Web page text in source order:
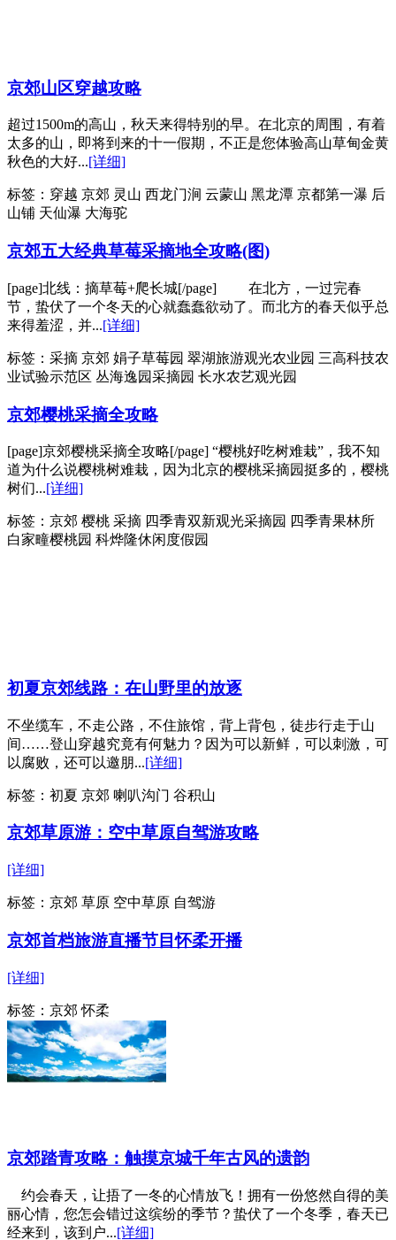
京郊山区穿越攻略
超过1500m的高山，秋天来得特别的早。在北京的周围，有着
太多的山，即将到来的十一假期，不正是您体验高山草甸金黄
秋色的大好...[详细]
标签： 穿越 京郊 灵山 西龙门涧 云蒙山 黑龙潭 京都第一瀑 后
山铺 天仙瀑 大海驼
京郊五大经典草莓采摘地全攻略(图)
[page]北线：摘草莓+爬长城[/page] 在北方，一过完春
节，蛰伏了一个冬天的心就蠢蠢欲动了。而北方的春天似乎总
来得羞涩，并...[详细]
标签： 采摘 京郊 娟子草莓园 翠湖旅游观光农业园 三高科技农
业试验示范区 丛海逸园采摘园 长水农艺观光园
京郊樱桃采摘全攻略
[page]京郊樱桃采摘全攻略[/page] “樱桃好吃树难栽”，我不知
道为什么说樱桃树难栽，因为北京的樱桃采摘园挺多的，樱桃
树们...[详细]
标签： 京郊 樱桃 采摘 四季青双新观光采摘园 四季青果林所
白家疃樱桃园 科烨隆休闲度假园
初夏京郊线路：在山野里的放逐
不坐缆车，不走公路，不住旅馆，背上背包，徒步行走于山
间……登山穿越究竟有何魅力？因为可以新鲜，可以刺激，可
以腐败，还可以邀朋...[详细]
标签： 初夏 京郊 喇叭沟门 谷积山
京郊草原游：空中草原自驾游攻略
[详细]
标签： 京郊 草原 空中草原 自驾游
京郊首档旅游直播节目怀柔开播
[详细]
标签： 京郊 怀柔
京郊踏青攻略：触摸京城千年古风的遗韵
约会春天，让捂了一冬的心情放飞！拥有一份悠然自得的美
丽心情，您怎会错过这缤纷的季节？蛰伏了一个冬季，春天已
经来到，该到户...[详细]